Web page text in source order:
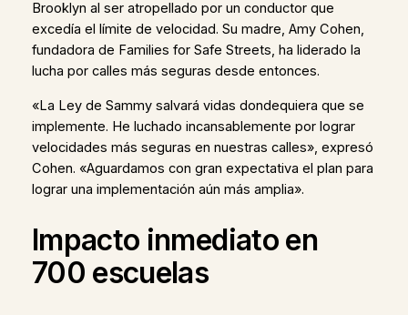
Brooklyn al ser atropellado por un conductor que
excedía el límite de velocidad. Su madre, Amy Cohen,
fundadora de Families for Safe Streets, ha liderado la
lucha por calles más seguras desde entonces.
«La Ley de Sammy salvará vidas dondequiera que se
implemente. He luchado incansablemente por lograr
velocidades más seguras en nuestras calles», expresó
Cohen. «Aguardamos con gran expectativa el plan para
lograr una implementación aún más amplia».
Impacto inmediato en
700 escuelas